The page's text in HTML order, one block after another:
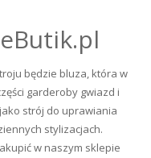
będzie bluza, która w
garderoby gwiazd i
strój do uprawiania
stylizacjach.
w naszym sklepie